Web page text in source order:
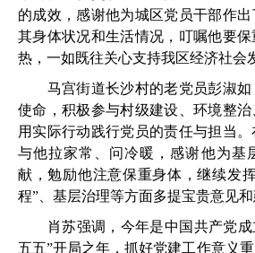
的成效，感谢他为城区党员干部作
其身体状况和生活情况，叮嘱他要
热，一如既往关心支持我区经济社会
马宫街道长沙村的老党员彭淑如
使命，积极参与村级建设、环境整治
用实际行动践行党员的责任与担当
与他拉家常、问冷暖，感谢他为基
献，勉励他注意保重身体，继续发
程”、基层治理等方面多提宝贵意见和
肖苏强调，今年是中国共产党成
五五”开局之年，抓好党建工作意义